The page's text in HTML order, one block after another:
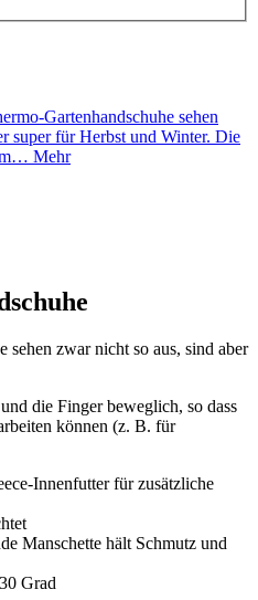
Gartenhandschuhe sehen
super für Herbst und Winter. Die
Mehr
sehen zwar nicht so aus, sind aber
die Finger beweglich, so dass
können (z. B. für
Innenfutter für zusätzliche
Manschette hält Schmutz und
Grad